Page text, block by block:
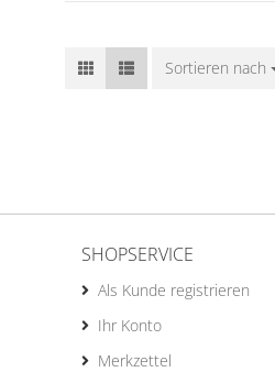
Sortieren nach
Sortieren nach
SHOPSERVICE
Als Kunde registrieren
Ihr Konto
Merkzettel